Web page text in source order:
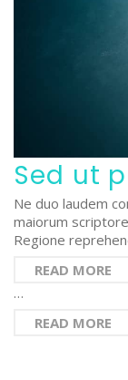
Sed ut
Ne duo laudem
maiorum
Regione
READ MORE
…
READ MORE